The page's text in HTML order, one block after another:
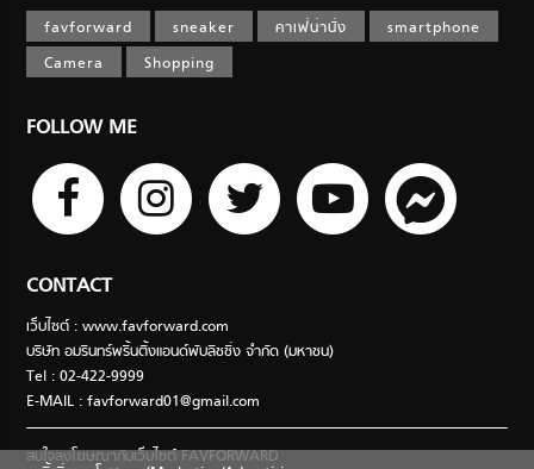
favforward sneaker คาเฟ่น่านั่ง
smartphone
Camera
Shopping
FOLLOW ME
CONTACT
เว็บไซต์ : www.favforward.com
บริษัท อมรินทร์พริ้นติ้งแอนด์พับลิชชิ่ง จำกัด (มหาชน)
Tel : 02-422-9999
E-MAIL :favforward01@gmail.com
สนใจลงโฆษณากับเว็บไซต์ FAVFORWARD